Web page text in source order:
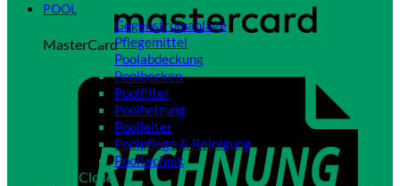
MasterCard
POOL
Gegenstromanlage
Pflegemittel
Poolabdeckung
Poolbecken
Poolfilter
Poolheizung
Poolleiter
Poolpflege & Reinigung
Pooltechnik
Close